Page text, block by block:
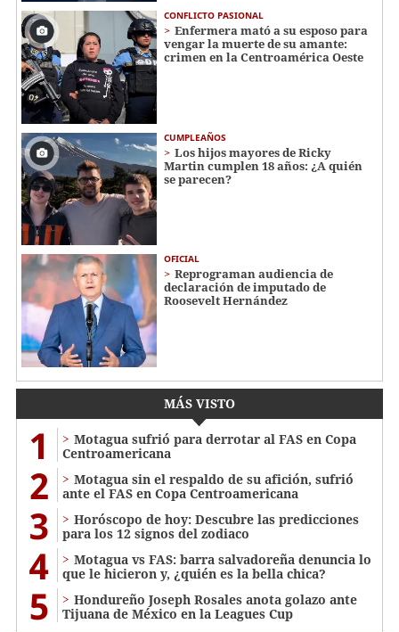
CONFLICTO PASIONAL
Enfermera mató a su esposo para
vengar la muerte de su amante:
crimen en la Centroamérica Oeste
CUMPLEAÑOS
Los hijos mayores de Ricky
Martin cumplen 18 años: ¿A quién
se parecen?
OFICIAL
Reprograman audiencia de
declaración de imputado de
Roosevelt Hernández
MÁS VISTO
1
Motagua sufrió para derrotar al FAS en Copa
Centroamericana
2
Motagua sin el respaldo de su afición, sufrió
ante el FAS en Copa Centroamericana
3
Horóscopo de hoy: Descubre las predicciones
para los 12 signos del zodiaco
4
Motagua vs FAS: barra salvadoreña denuncia lo
que le hicieron y, ¿quién es la bella chica?
5
Hondureño Joseph Rosales anota golazo ante
Tijuana de México en la Leagues Cup